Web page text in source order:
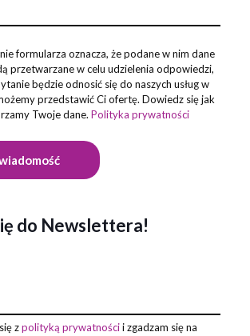
formularza oznacza, że podane w nim dane
przetwarzane w celu udzielenia odpowiedzi,
będzie odnosić się do naszych usług w
przedstawić Ci ofertę. Dowiedz się jak
Twoje dane.Polityka prywatności
do Newslettera!
zpolityką prywatnościi zgadzam się na